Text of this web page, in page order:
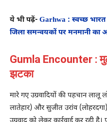
ये भी पढ़ें- Garhwa : स्वच्छ भारत
जिला समन्वयकों पर मनमानी का
Gumla Encounter :
झटका
मारे गए उग्रवादियों की पहचान लालू
लातेहार) और सुजीत उरांव